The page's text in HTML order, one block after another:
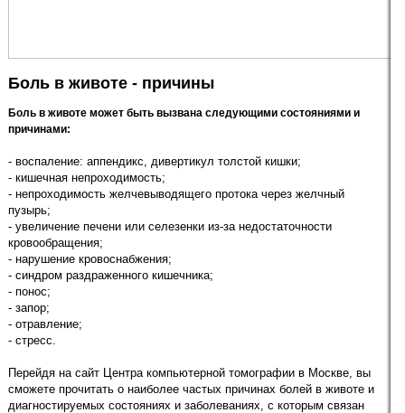
Боль в животе - причины
Боль в животе может быть вызвана следующими состояниями и
причинами:
- воспаление: аппендикс, дивертикул толстой кишки;
- кишечная непроходимость;
- непроходимость желчевыводящего протока через желчный
пузырь;
- увеличение печени или селезенки из-за недостаточности
кровообращения;
- нарушение кровоснабжения;
- синдром раздраженного кишечника;
- понос;
- запор;
- отравление;
- стресс.
Перейдя на сайт Центра компьютерной томографии в Москве, вы
сможете прочитать о наиболее частых причинах болей в животе и
диагностируемых состояниях и заболеваниях, с которым связан